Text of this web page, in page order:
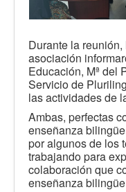
Durante la
asociación
Educación, Mª del
Servicio de
las actividades de
Ambas, perfectas
enseñanza
por algunos de los
trabajando para
colaboración que
enseñanza